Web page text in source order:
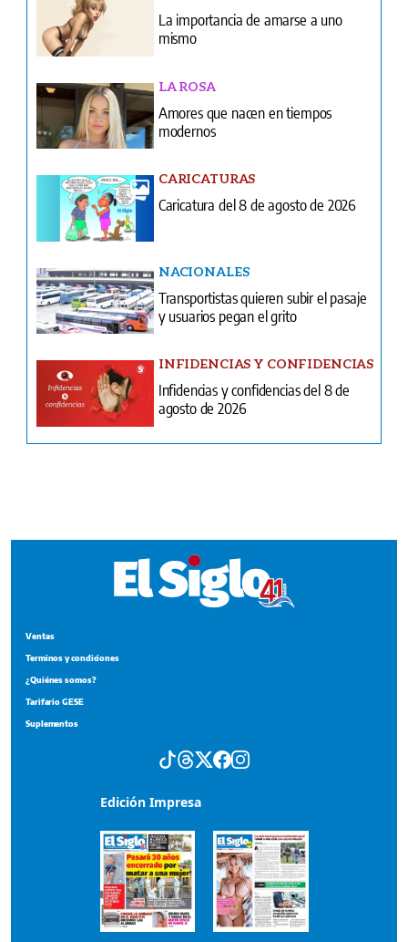
La importancia de amarse a uno
mismo
LA ROSA
Amores que nacen en tiempos
modernos
CARICATURAS
Caricatura del 8 de agosto de 2026
NACIONALES
Transportistas quieren subir el pasaje
y usuarios pegan el grito
INFIDENCIAS Y CONFIDENCIAS
Infidencias y confidencias del 8 de
agosto de 2026
Suplementos
Portada del impreso del 7 de agosto de 2026